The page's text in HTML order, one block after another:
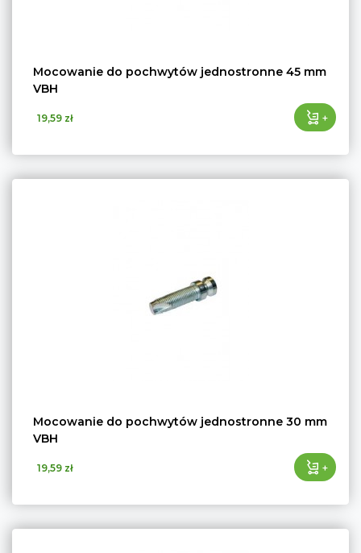
Mocowanie do pochwytów jednostronne 45 mm
VBH
19,59 zł +
Mocowanie do pochwytów jednostronne 30 mm
VBH
19,59 zł +